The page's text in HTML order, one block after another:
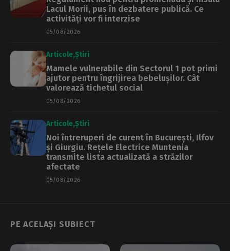
Lacul Morii, pus în dezbatere publică. Ce
activități vor fi interzise
05/08/2026
Articole Știri
Mamele vulnerabile din Sectorul 1 pot primi
ajutor pentru îngrijirea bebelușilor. Cât
valorează tichetul social
05/08/2026
Articole Știri
Noi întreruperi de curent în București, Ilfov
și Giurgiu. Rețele Electrice Muntenia
transmite lista actualizată a străzilor
afectate
05/08/2026
PE ACELAȘI SUBIECT